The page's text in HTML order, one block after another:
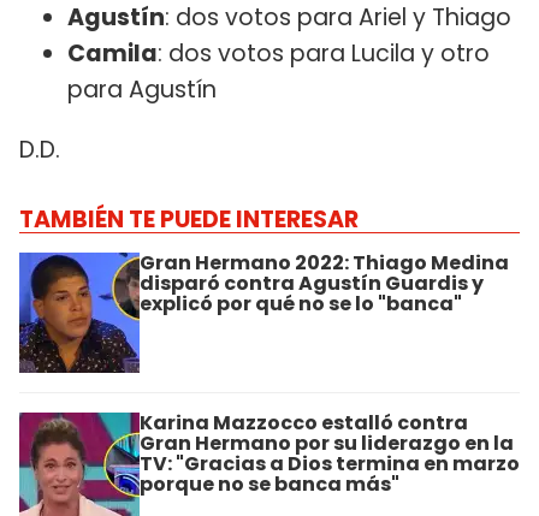
Agustín: dos votos para Ariel y Thiago
Camila: dos votos para Lucila y otro
para Agustín
D.D.
TAMBIÉN TE PUEDE INTERESAR
Gran Hermano 2022: Thiago Medina
disparó contra Agustín Guardis y
explicó por qué no se lo "banca"
Karina Mazzocco estalló contra
Gran Hermano por su liderazgo en la
TV: "Gracias a Dios termina en marzo
porque no se banca más"